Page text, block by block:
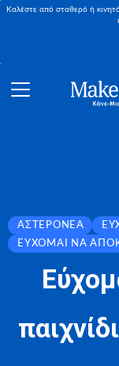
Καλέστε από σταθερό ή
ΑΣΤΕΡΟΝΈΑ
ΕΎΧΟΜΑΙ ΝΑ